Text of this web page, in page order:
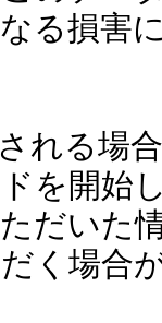
る損害
れる場
を開始
だいた
く場合